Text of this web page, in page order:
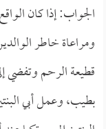
الجواب: إذا كان
ومراعاة خاطر
قطيعة الرحم وتفضي
بطيب، وعمل أبي